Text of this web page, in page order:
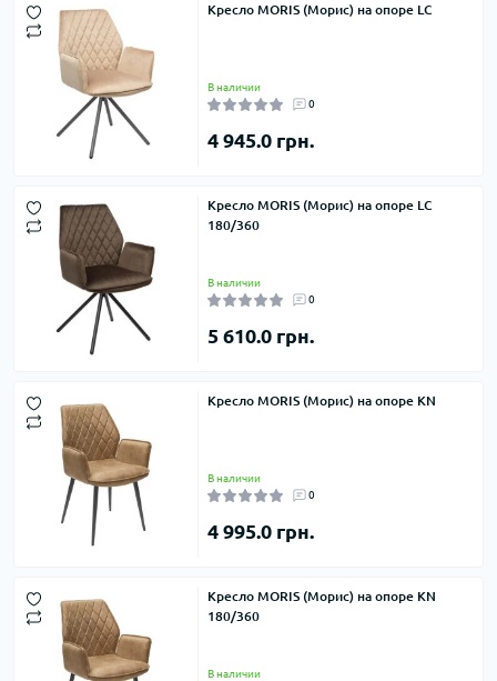
Кресло MORIS (Морис) на опоре LC
В наличии
0
4 945.0 грн.
Кресло MORIS (Морис) на опоре LC
180/360
В наличии
0
5 610.0 грн.
Кресло MORIS (Морис) на опоре KN
В наличии
0
4 995.0 грн.
Кресло MORIS (Морис) на опоре KN
180/360
В наличии